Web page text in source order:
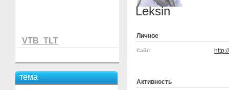
VTB_TLT
тема
Leksin
Личное
Сайт:
Активность